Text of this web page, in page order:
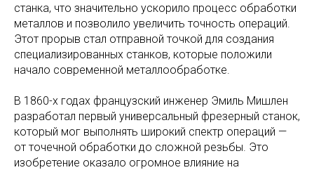
станка, что значительно ускорило процесс обработки
металлов и позволило увеличить точность операций.
Этот прорыв стал отправной точкой для создания
специализированных станков, которые положили
начало современной металлообработке.
В 1860-х годах французский инженер Эмиль Мишлен
разработал первый универсальный фрезерный станок,
который мог выполнять широкий спектр операций —
от точечной обработки до сложной резьбы. Это
изобретение оказало огромное влияние на